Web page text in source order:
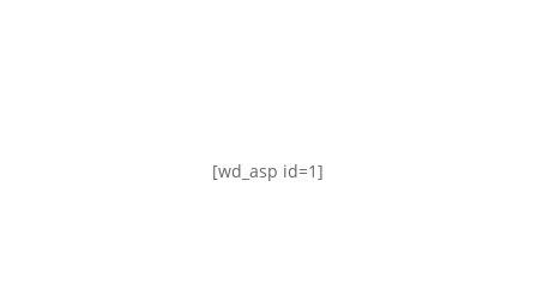
[wd_asp id=1]